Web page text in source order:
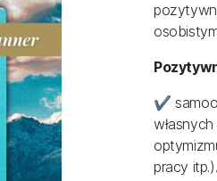
✔️
pracy itp.).